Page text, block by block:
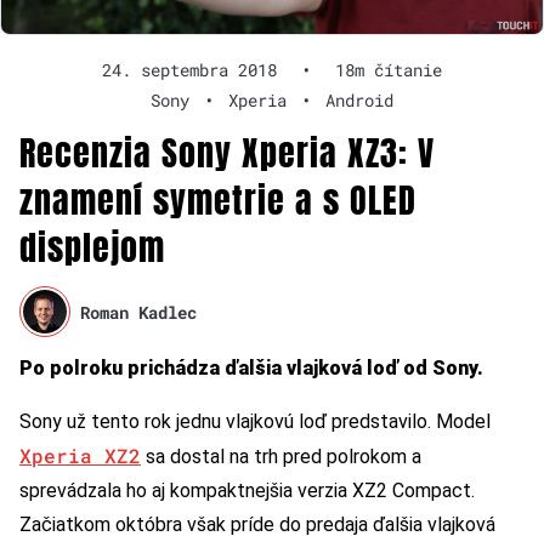
24. septembra 2018 •
18m čítanie
Sony
• Xperia • Android
Recenzia Sony Xperia XZ3: V
znamení symetrie a s OLED
displejom
Roman Kadlec
Po polroku prichádza ďalšia vlajková loď od Sony.
Sony už tento rok jednu vlajkovú loď predstavilo. Model
Xperia XZ2 sa dostal na trh pred polrokom a
sprevádzala ho aj kompaktnejšia verzia XZ2 Compact.
Začiatkom októbra však príde do predaja ďalšia vlajková